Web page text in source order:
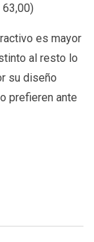
63,00)
es mayor
al resto lo
su diseño
prefieren ante